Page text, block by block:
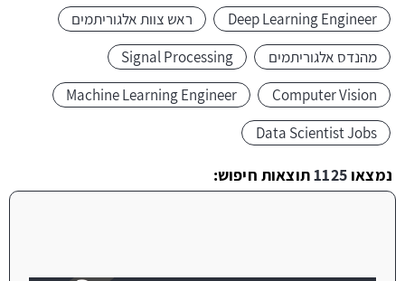
Deep Learning Engineer
ראש צוות אלגוריתמים
מהנדס אלגוריתמים
Signal Processing
Computer Vision
Machine Learning Engineer
Data Scientist Jobs
נמצאו1125תוצאות חיפוש: